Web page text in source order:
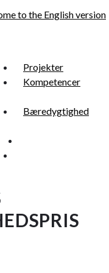
Projekter
Kompetencer
Bæredygtighed
to the English version